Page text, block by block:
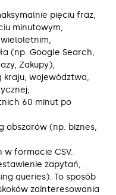
pięciu fraz,
minutowym,
(np. Google Search,
Zakupy),
kraju, województwa,
60 minut po
obszarów (np. biznes,
formacie CSV.
zapytań,
queries). To sposób
zainteresowania